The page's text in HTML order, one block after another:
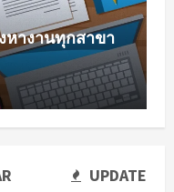
UPDATE
หางานทุกสาขา